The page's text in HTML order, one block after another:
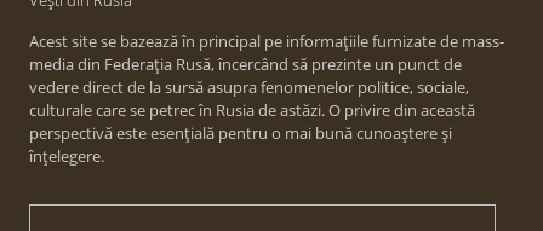
Acest site se bazează în principal pe informațiile furnizate de mass-
media din Federația Rusă, încercând să prezinte un punct de
vedere direct de la sursă asupra fenomenelor politice, sociale,
culturale care se petrec în Rusia de astăzi. O privire din această
perspectivă este esențială pentru o mai bună cunoaștere și
înțelegere.